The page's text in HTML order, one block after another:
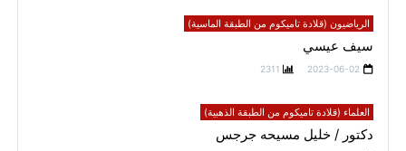
الرياضيون (قلادة تاميكوم من الطبقة الماسية)
سيف عيسي
2023-06-02
2311
العلماء (قلادة تاميكوم من الطبقة الذهبية)
دكتور / خليل مسيحه جرجس